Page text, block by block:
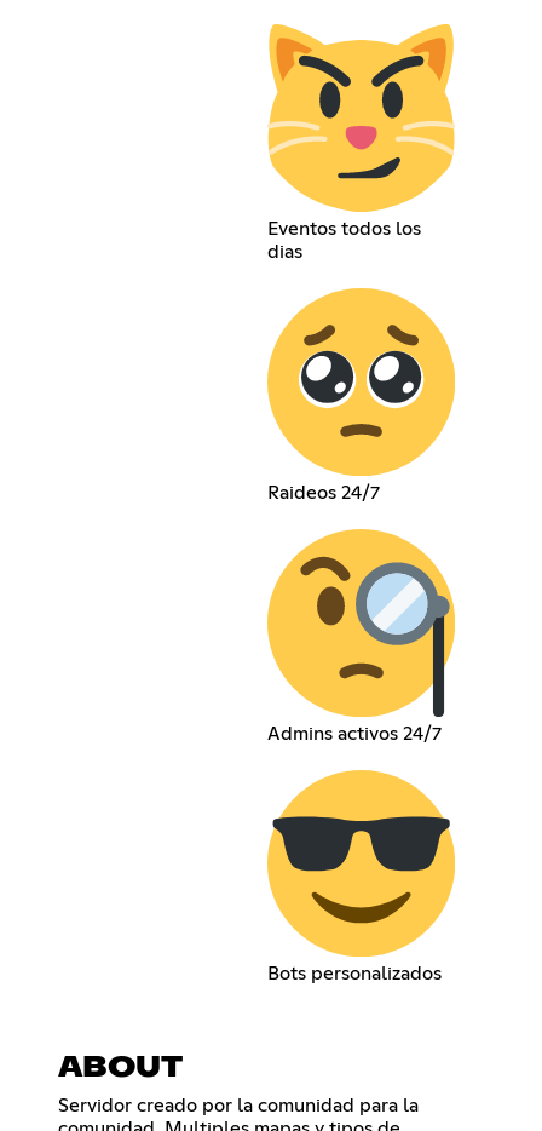
Eventos todos los
dias
Raideos 24/7
Admins activos 24/7
Bots personalizados
ABOUT
Servidor creado por la comunidad para la